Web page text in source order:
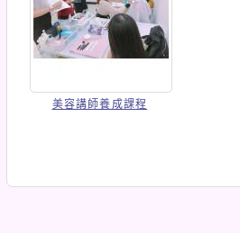
美容講師養成課程